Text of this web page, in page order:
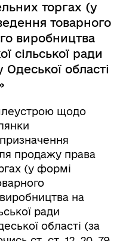
торгах (у
товарного
виробництва
сільської ради
області
щодо
продажу права
(у формі
на
ради
області (за